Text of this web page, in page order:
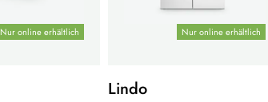
Nur online erhältlich Nur online erhältlich
Lindo